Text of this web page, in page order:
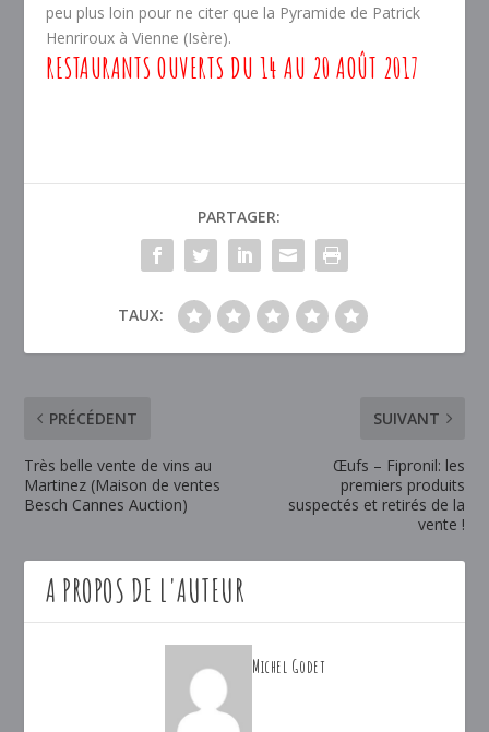
peu plus loin pour ne citer que la Pyramide de Patrick
Henriroux à Vienne (Isère).
RESTAURANTS OUVERTS DU 14 AU 20 AOÛT 2017
PARTAGER:
TAUX:
PRÉCÉDENT
Très belle vente de vins au
Martinez (Maison de ventes
Besch Cannes Auction)
SUIVANT
Œufs – Fipronil: les
premiers produits
suspectés et retirés de la
vente !
A PROPOS DE L'AUTEUR
Michel Godet